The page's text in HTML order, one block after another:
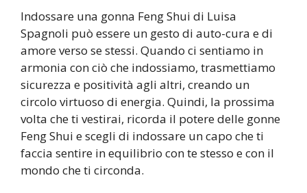
Indossare una gonna Feng Shui di Luisa
Spagnoli può essere un gesto di auto-cura e di
amore verso se stessi. Quando ci sentiamo in
armonia con ciò che indossiamo, trasmettiamo
sicurezza e positività agli altri, creando un
circolo virtuoso di energia. Quindi, la prossima
volta che ti vestirai, ricorda il potere delle gonne
Feng Shui e scegli di indossare un capo che ti
faccia sentire in equilibrio con te stesso e con il
mondo che ti circonda.